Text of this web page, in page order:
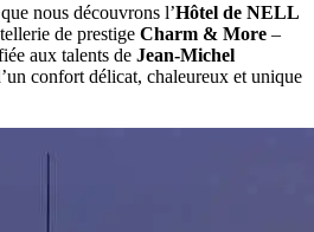
nous découvrons l’Hôtel de NELL
de prestige Charm & More –
aux talents de Jean-Michel
confort délicat, chaleureux et unique